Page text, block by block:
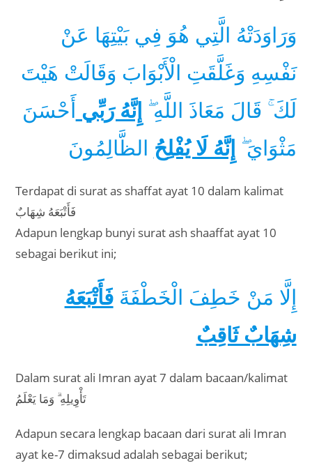
وَرَاوَدَتْهُ الَّتِي هُوَ فِي بَيْتِهَا عَنْ
نَفْسِهِ وَغَلَّقَتِ الْأَبْوَابَ وَقَالَتْ هَيْتَ
لَكَ ۚ قَالَ مَعَاذَ اللَّهِ ۖ إِنَّهُ رَبِّي أَحْسَنَ
مَثْوَايَ ۖ إِنَّهُ لَا يُفْلِحُ الظَّالِمُونَ
Terdapat di surat as shaffat ayat 10 dalam kalimat
فَأَتْبَعَهُ شِهَابٌ
Adapun lengkap bunyi surat ash shaaffat ayat 10
sebagai berikut ini;
إِلَّا مَنْ خَطِفَ الْخَطْفَةَفَأَتْبَعَهُ
شِهَابٌ ثَاقِبٌ
Dalam surat ali Imran ayat 7 dalam bacaan/kalimat
تَأْوِيلِهِ ۗ وَمَا يَعْلَمُ
Adapun secara lengkap bacaan dari surat ali Imran
ayat ke-7 dimaksud adalah sebagai berikut;